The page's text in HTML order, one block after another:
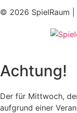
© 2026 SpielRaum |
Achtung!
Der für Mittwoch,
aufgrund einer